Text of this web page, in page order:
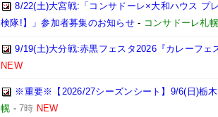
8/22(土)大宮戦:「コンサドーレ×大和ハウス プ
検隊!】」参加者募集のお知らせ - コンサドーレ札幌
9/19(土)大分戦:赤黒フェスタ2026『カレーフェ
NEW
※重要※【2026/27シーズンシート】9/6(日)栃
幌 -7時 NEW